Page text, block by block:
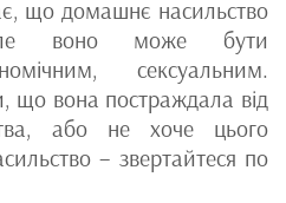
що домашнє насильство
воно може бути
сексуальним.
вона постраждала від
або не хоче цього
– звертайтеся по